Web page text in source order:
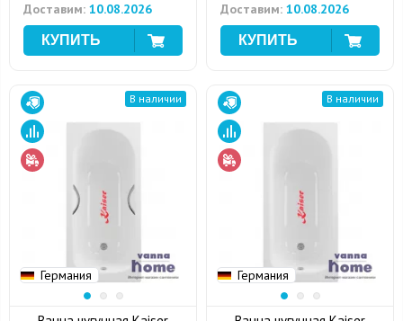
Доставим: 10.08.2026
Доставим: 10.08.2026
Германия
В наличии
Германия
В наличии